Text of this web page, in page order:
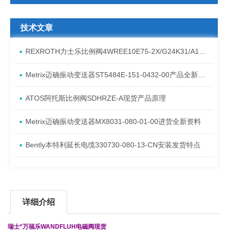
技术文章
REXROTH力士乐比例阀4WREE10E75-2X/G24K31/A1V原厂发货资料
Metrix迈确振动变送器ST5484E-151-0432-00产品全新介绍
ATOS阿托斯比例阀SDHRZE-A现货产品原理
Metrix迈确振动变送器MX8031-080-01-00进货全新资料
Bently本特利延长电缆330730-080-13-CN安装发货特点
详细介绍
瑞士*万福乐WANDFLUH电磁阀现货